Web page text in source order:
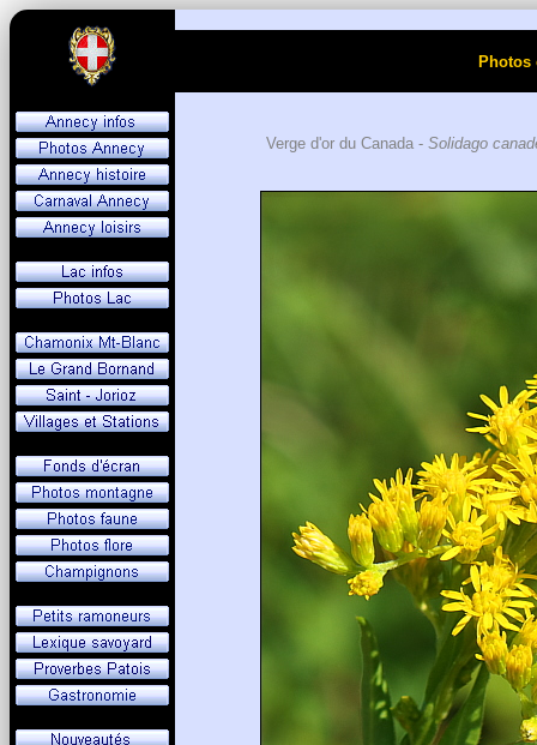
Verge d'or du Canada - Solidago